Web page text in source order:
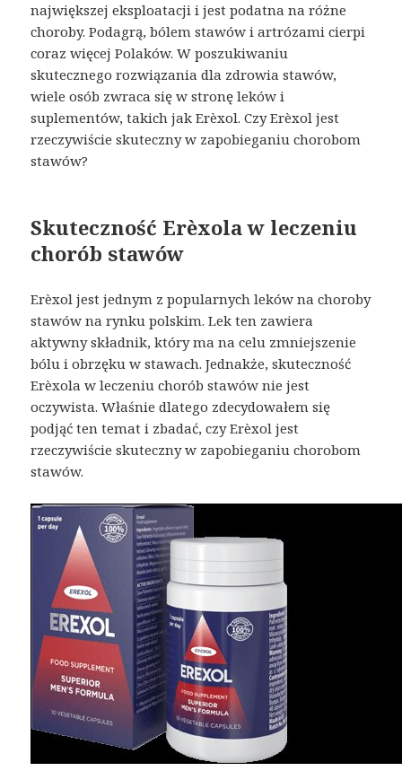
największej eksploatacji i jest podatna na różne
choroby. Podagrą, bólem stawów i artrózami cierpi
coraz więcej Polaków. W poszukiwaniu
skutecznego rozwiązania dla zdrowia stawów,
wiele osób zwraca się w stronę leków i
suplementów, takich jak Erèxol. Czy Erèxol jest
rzeczywiście skuteczny w zapobieganiu chorobom
stawów?
Skuteczność Erèxola w leczeniu
chorób stawów
Erèxol jest jednym z popularnych leków na choroby
stawów na rynku polskim. Lek ten zawiera
aktywny składnik, który ma na celu zmniejszenie
bólu i obrzęku w stawach. Jednakże, skuteczność
Erèxola w leczeniu chorób stawów nie jest
oczywista. Właśnie dlatego zdecydowałem się
podjąć ten temat i zbadać, czy Erèxol jest
rzeczywiście skuteczny w zapobieganiu chorobom
stawów.